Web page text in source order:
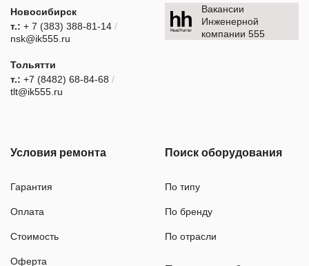
Новосибирск
т.: + 7 (383) 388-81-14 /
nsk@ik555.ru
Тольятти
т.: +7 (8482) 68-84-68 /
tlt@ik555.ru
Вакансии
Инженерной
компании 555
Условия ремонта
Гарантия
Оплата
Стоимость
Оферта
Поиск оборудования
По типу
По бренду
По отрасли